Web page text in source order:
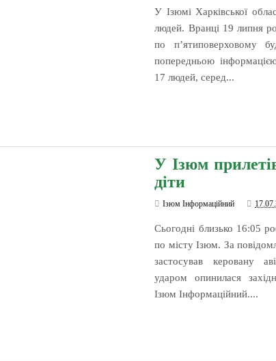
У Ізюмі Харківської
людей. Вранці 19 липня
по п’ятиповерховому
попередньою
17 людей, серед...
У Ізюм
діти
Ізюм Інформаційний
Сьогодні близько 16:05
по місту Ізюм. За
застосував керовану
ударом опинилася
Ізюм Інформаційний....